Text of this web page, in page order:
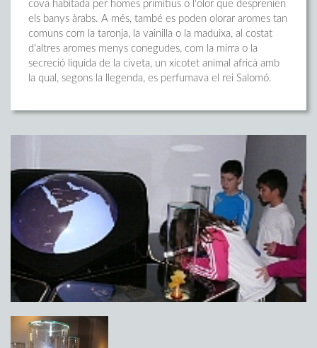
cova habitada per homes primitius o l'olor que desprenien
els banys àrabs. A més, també es poden olorar aromes tan
comuns com la taronja, la vainilla o la maduixa, al costat
d'altres aromes menys conegudes, com la mirra o la
secreció líquida de la civeta, un xicotet animal africà amb
la qual, segons la llegenda, es perfumava el rei Salomó.